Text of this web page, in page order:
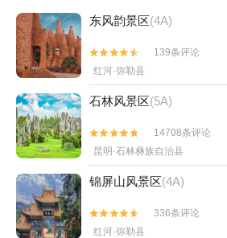
东风韵景区(4A)


139条评论
红河·弥勒县
石林风景区(5A)


14708条评论
昆明·石林彝族自治县
锦屏山风景区(4A)


336条评论
红河·弥勒县